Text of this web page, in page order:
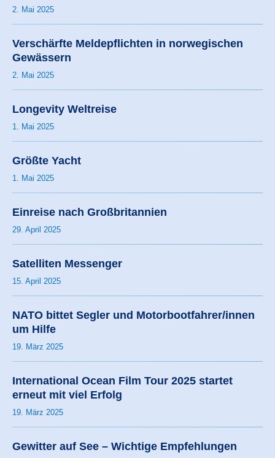
2. Mai 2025
Verschärfte Meldepflichten in norwegischen
Gewässern
2. Mai 2025
Longevity Weltreise
1. Mai 2025
Größte Yacht
1. Mai 2025
Einreise nach Großbritannien
29. April 2025
Satelliten Messenger
15. April 2025
NATO bittet Segler und Motorbootfahrer/innen
um Hilfe
19. März 2025
International Ocean Film Tour 2025 startet
erneut mit viel Erfolg
19. März 2025
Gewitter auf See – Wichtige Empfehlungen